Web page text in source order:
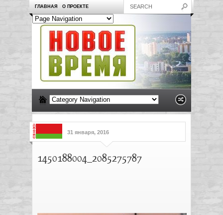
ГЛАВНАЯ О ПРОЕКТЕ
31 января, 2016
1450188004_2085275787